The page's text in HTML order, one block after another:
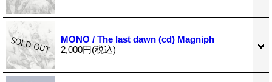
MONO / The last dawn (cd) Magniph
2,000円(税込)